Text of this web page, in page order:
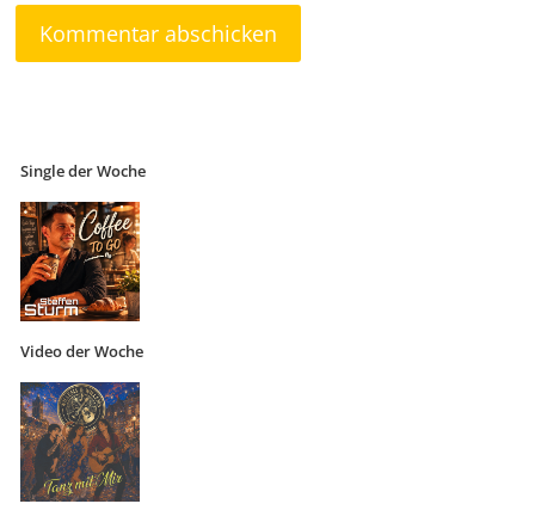
Single der Woche
Video der Woche